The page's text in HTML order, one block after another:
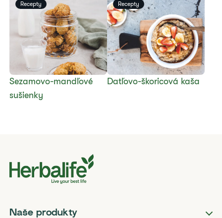
Sezamovo-mandľové
sušienky
Recepty
​Datľovo-škoricová kaša
Recepty
Naše produkty